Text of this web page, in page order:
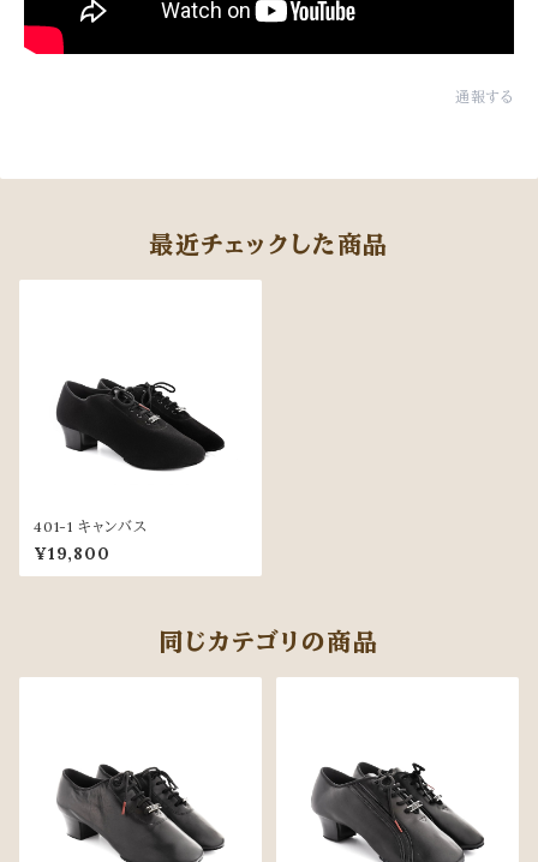
通報する
最近チェックした商品
401-1 キャンバス
¥19,800
同じカテゴリの商品